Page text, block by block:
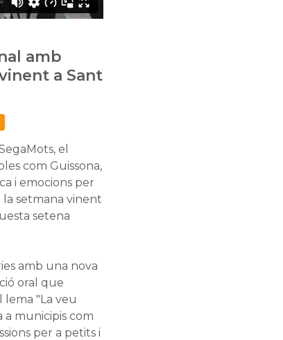
amb
a Sant
el
com Guissona,
i emocions per
setmana vinent
setena
amb una nova
oral que
lema "La veu
a municipis com
per a petits i